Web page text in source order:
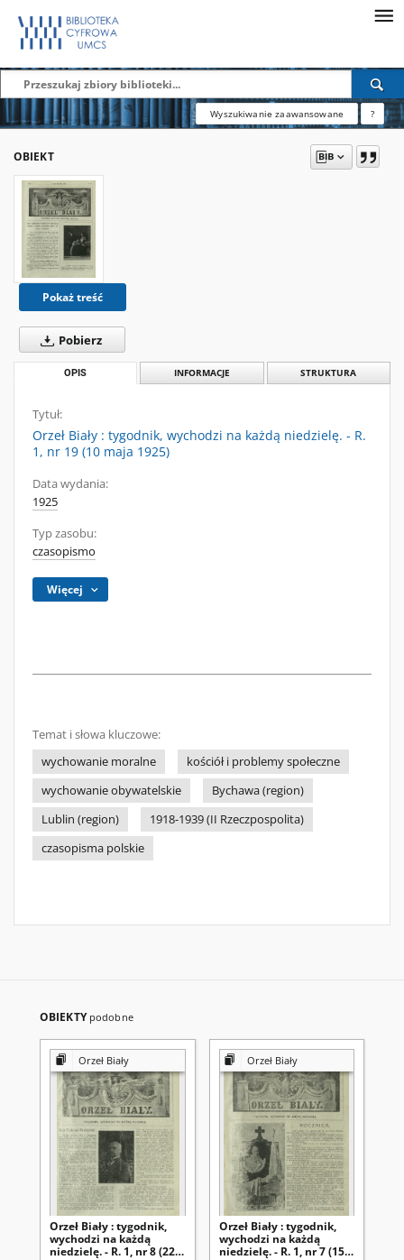
Wyszukiwanie zaawansowane ?
OBIEKT
Pokaż treść
Pobierz
OPIS INFORMACJE STRUKTURA
Tytuł:
Orzeł Biały : tygodnik, wychodzi na każdą niedzielę. - R.
1, nr 19 (10 maja 1925)
Data wydania:
1925
Typ zasobu:
czasopismo
Więcej
Temat i słowa kluczowe:
wychowanie moralne
kościół i problemy społeczne
wychowanie obywatelskie
Bychawa (region)
Lublin (region)
1918-1939 (II Rzeczpospolita)
czasopisma polskie
OBIEKTY podobne
Orzeł Biały
Orzeł Biały : tygodnik,
wychodzi na każdą
niedzielę. - R. 1, nr 8 (22
Orzeł Biały
Orzeł Biały : tygodnik,
wychodzi na każdą
niedzielę. - R. 1, nr 7 (15